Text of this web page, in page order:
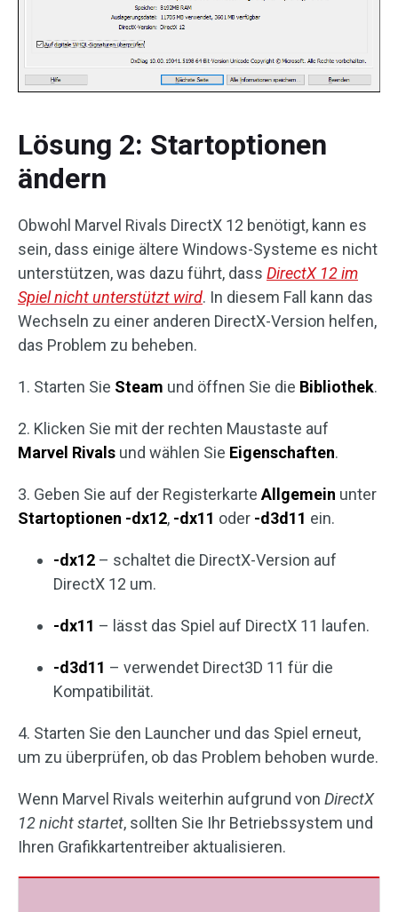
Lösung 2: Startoptionen
ändern
Obwohl Marvel Rivals DirectX 12 benötigt, kann es
sein, dass einige ältere Windows-Systeme es nicht
unterstützen, was dazu führt, dass DirectX 12 im
Spiel nicht unterstützt wird. In diesem Fall kann das
Wechseln zu einer anderen DirectX-Version helfen,
das Problem zu beheben.
1. Starten Sie Steam und öffnen Sie die Bibliothek.
2. Klicken Sie mit der rechten Maustaste auf
Marvel Rivals und wählen Sie Eigenschaften.
3. Geben Sie auf der Registerkarte Allgemein unter
Startoptionen -dx12, -dx11 oder -d3d11 ein.
-dx12 – schaltet die DirectX-Version auf
DirectX 12 um.
-dx11 – lässt das Spiel auf DirectX 11 laufen.
-d3d11 – verwendet Direct3D 11 für die
Kompatibilität.
4. Starten Sie den Launcher und das Spiel erneut,
um zu überprüfen, ob das Problem behoben wurde.
Wenn Marvel Rivals weiterhin aufgrund von DirectX
12 nicht startet, sollten Sie Ihr Betriebssystem und
Ihren Grafikkartentreiber aktualisieren.